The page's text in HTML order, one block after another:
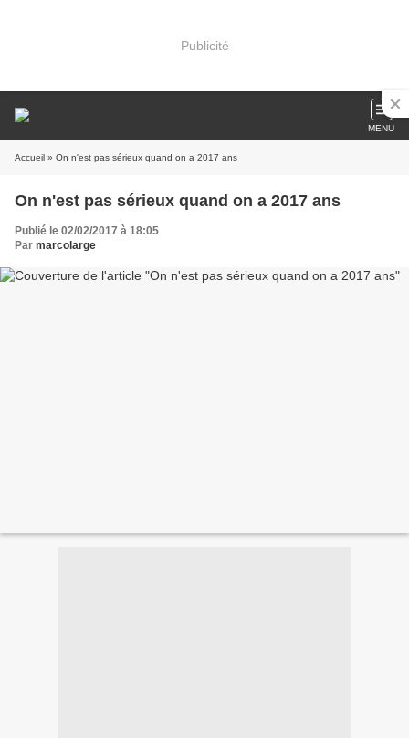
Publicité
MENU
Accueil » On n'est pas sérieux quand on a 2017 ans
On n'est pas sérieux quand on a 2017 ans
Publié le 02/02/2017 à 18:05
Par marcolarge